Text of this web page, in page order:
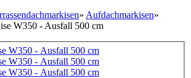
» Aufdachmarkisen»
W350 - Ausfall 500 cm